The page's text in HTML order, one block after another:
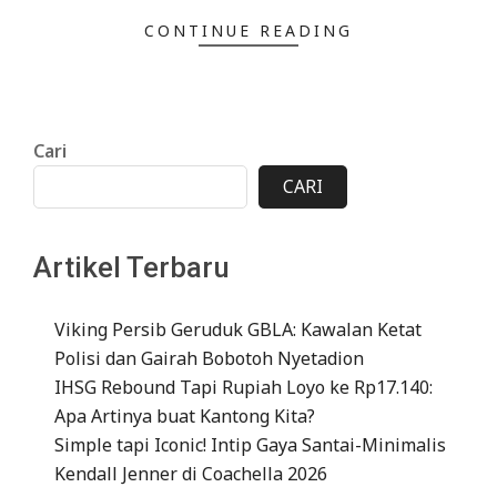
CONTINUE READING
Cari
CARI
Artikel Terbaru
Viking Persib Geruduk GBLA: Kawalan Ketat
Polisi dan Gairah Bobotoh Nyetadion
IHSG Rebound Tapi Rupiah Loyo ke Rp17.140:
Apa Artinya buat Kantong Kita?
Simple tapi Iconic! Intip Gaya Santai-Minimalis
Kendall Jenner di Coachella 2026